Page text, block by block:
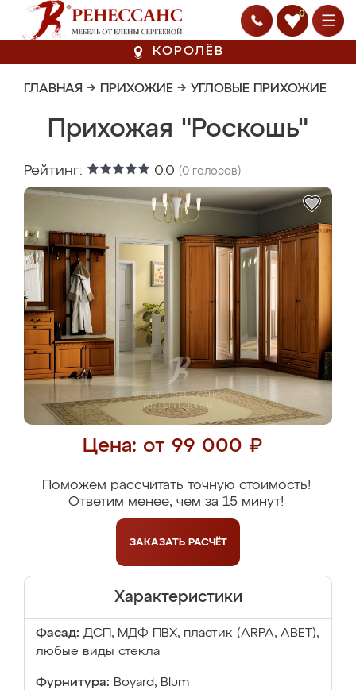
0
КОРОЛЁВ
ГЛАВНАЯ → ПРИХОЖИЕ → УГЛОВЫЕ ПРИХОЖИЕ
Прихожая "Роскошь"
Рейтинг: 0.0 (0 голосов)
Цена: от 99 000 ₽
Поможем рассчитать точную стоимость!
Ответим менее, чем за 15 минут!
ЗАКАЗАТЬ РАСЧЁТ
Характеристики
Фасад: ДСП, МДФ ПВХ, пластик (ARPA, ABET),
любые виды стекла
Фурнитура: Boyard, Blum